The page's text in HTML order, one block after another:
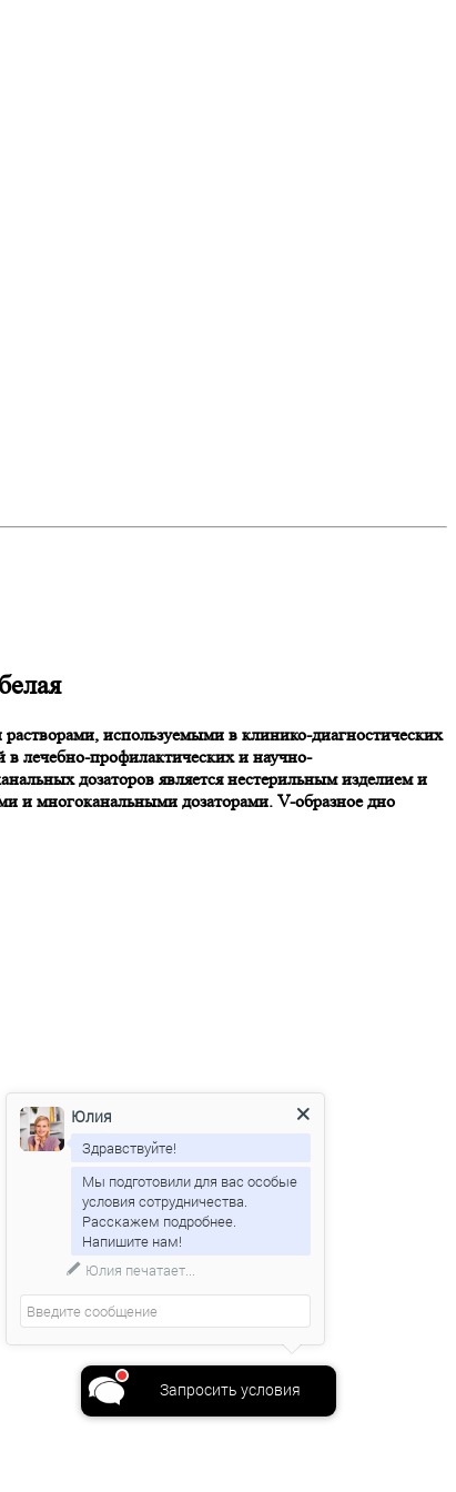
используемыми в клинико-диагностических
лечебно-профилактических и научно-
дозаторов является нестерильным изделием и
и многоканальными дозаторами. V-образное дно
Запросить условия
Юлия
Здравствуйте!
Мы подготовили для вас особые
условия сотрудничества.
Расскажем подробнее.
Юлия печатает...